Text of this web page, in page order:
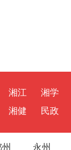
湘江 湘学
湘健
民政
永州